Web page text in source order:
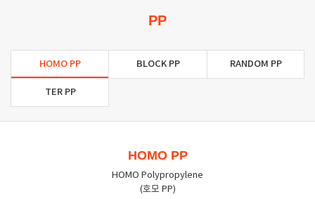
PP
HOMO PP BLOCK PP RANDOM PP
TER PP
HOMO PP
HOMO Polypropylene
(호모 PP)